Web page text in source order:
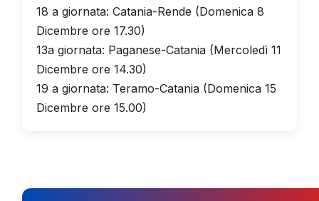
18 a giornata: Catania-Rende (Domenica 8
Dicembre ore 17.30)
13a giornata: Paganese-Catania (Mercoledì 11
Dicembre ore 14.30)
19 a giornata: Teramo-Catania (Domenica 15
Dicembre ore 15.00)